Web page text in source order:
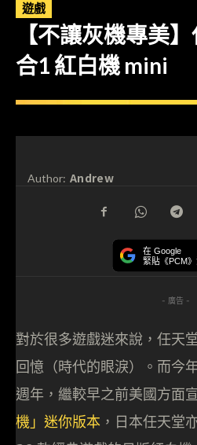
遊戲
【不讓灰機專美
合1 紅白機 mini
Author: Andrew
在 Google
緊貼《PCM
- 廣告 -
對於很多遊戲迷來說，任天
回憶（時代的眼淚）。而今
週年，繼較早之前美國方面
機」迷你版本 ，日本任天堂